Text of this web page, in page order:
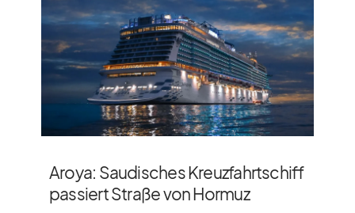
Aroya: Saudisches Kreuzfahrtschiff
passiert Straße von Hormuz